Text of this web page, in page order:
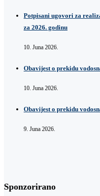
Potpisani ugovori za
za 2026. godinu
10. Juna 2026.
Obavijest o prekidu
10. Juna 2026.
Obavijest o prekidu
9. Juna 2026.
Sponzorirano